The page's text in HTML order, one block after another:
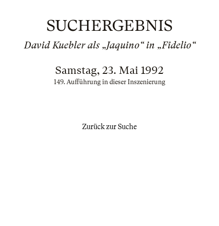
SUCHERGEBNIS
David Kuebler als „Jaquino“ in „Fidelio“
Samstag, 23. Mai 1992
149. Aufführung in dieser Inszenierung
Zurück zur Suche